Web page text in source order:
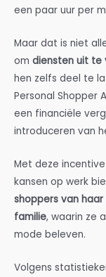
een paar uur per
Maar dat is niet
om diensten uit te
hen zelfs deel te
Personal Shopper
een financiële
introduceren van
Met deze
kansen op werk
shoppers van
familie, waarin ze
mode beleven.
Volgens